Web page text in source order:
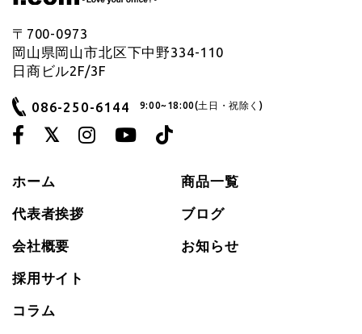
〒700-0973
岡山県岡山市北区下中野334-110
日商ビル2F/3F
086-250-6144 9:00~18:00(土日・祝除く)
ホーム
代表者挨拶
会社概要
商品一覧
ブログ
お知らせ
採用サイト
コラム